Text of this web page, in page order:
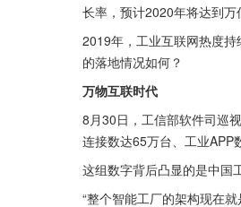
长率，预计2020年将达到万
2019年，工业互联网热度
的落地情况如何？
万物互联时代
8月30日，工信部软件司巡
连接数达65万台、工业APP
这组数字背后凸显的是中国
“整个智能工厂的架构现在